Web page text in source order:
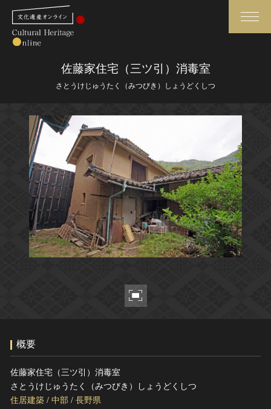
さらに詳細検索
さらに詳細検索
トップ
作品一覧
カテゴリで見る
世界遺産と無形文化遺産
全国の美術館・博物館
媒体資料・関連記事等
博物館、美術館の皆さまへ
文化庁よりご挨拶
今月のみどころ
お知らせ一覧
このサイトについて
サイトのご意見はこちら
文化遺産データベース
佐藤家住宅（三ツ引）消毒室
さとうけじゅうたく（みつびき）しょうどくしつ
概要
佐藤家住宅（三ツ引）消毒室
さとうけじゅうたく（みつびき）しょうどくしつ
住居建築 / 中部 / 長野県